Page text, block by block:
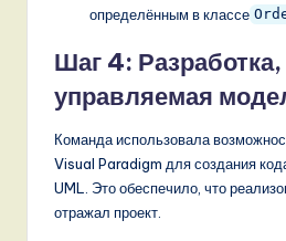
определённым в классе
Шаг 4: Разработка,
управляемая
Команда использовала
Visual Paradigm для создания
UML. Это обеспечило, что
отражал проект.